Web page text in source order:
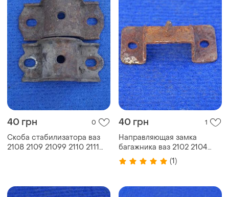
40 грн 0
Скоба стабилизатора ваз
2108 2109 21099 2110 2111
40 грн 1
Направляющая замка
багажника ваз 2102 2104
2121 нива
(1)